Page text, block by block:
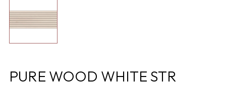
PURE WOOD WHITE STR